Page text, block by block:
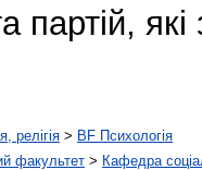
партій,
релігія > BF Психологія
факультет > Кафедра